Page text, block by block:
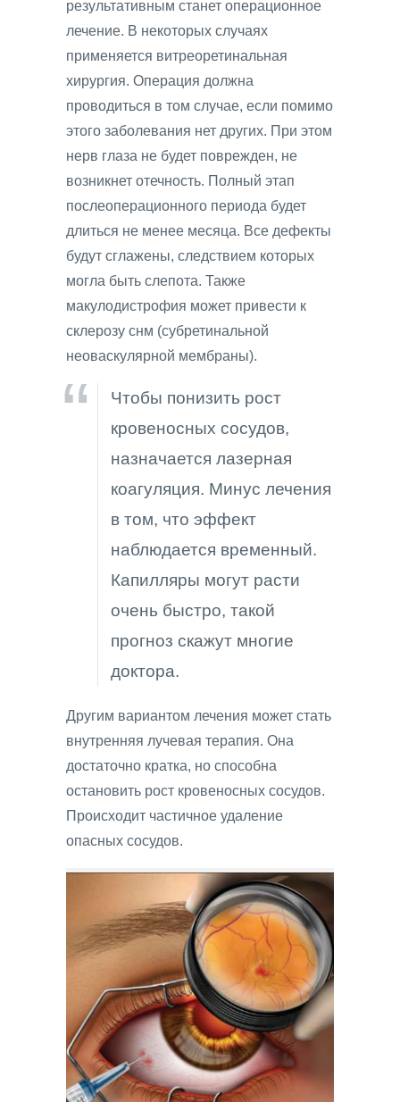
результативным станет операционное
лечение. В некоторых случаях
применяется витреоретинальная
хирургия. Операция должна
проводиться в том случае, если помимо
этого заболевания нет других. При этом
нерв глаза не будет поврежден, не
возникнет отечность. Полный этап
послеоперационного периода будет
длиться не менее месяца. Все дефекты
будут сглажены, следствием которых
могла быть слепота. Также
макулодистрофия может привести к
склерозу снм (субретинальной
неоваскулярной мембраны).
Чтобы понизить рост
кровеносных сосудов,
назначается лазерная
коагуляция. Минус лечения
в том, что эффект
наблюдается временный.
Капилляры могут расти
очень быстро, такой
прогноз скажут многие
доктора.
Другим вариантом лечения может стать
внутренняя лучевая терапия. Она
достаточно кратка, но способна
остановить рост кровеносных сосудов.
Происходит частичное удаление
опасных сосудов.